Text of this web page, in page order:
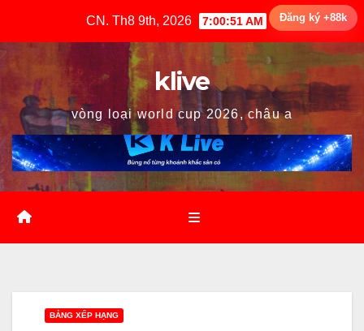
content
CN. Th8 9th, 2026 7:00:52 AM
klive
vòng loại world cup 2026, châu a
BẢNG XẾP HẠNG
Đăng ký +88k